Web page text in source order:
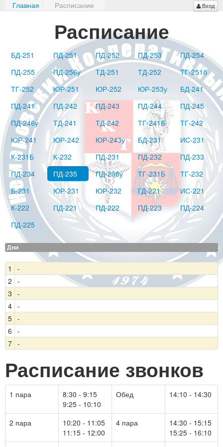
Главная / Расписание Вход
Расписание
БД-251 ПД-251 ПД-252 ПД-253
ПД-254
ПД-255
ПД-256у ТД-251 ТД-252
ТГ-251б
ТГ-252
ЮР-251 ЮР-252 ЮР-253у
БД-241
ПД-241
ПД-242 ПД-243 ПД-244
ПД-245
ПД-246у
ТД-241 ТД-242 ТГ-241Б
ТГ-242
ЮР-241
ЮР-242 ЮР-243у БД-231
ИС-231
К-231Б
К-232 ПД-231 ПД-232
ПД-233
ПД-234
ПД-235 ПД-236у ТГ-231Б
ТГ-232
Б-231
ЮР-231 ЮР-232 ГД-221
ИС-221
К-222
ПД-221 ПД-222 ПД-223
ПД-224
ПД-225
Дни
1
-
2 -
3 -
4 -
5 -
6 -
7 -
Расписание звонков
1 пара
8:30 - 9:15
9:25 - 10:10
Обед 14:10 - 14:30
2 пара
10:20 - 11:05
11:15 - 12:00
4 пара
14:30 - 15:15
15:25 - 16:10